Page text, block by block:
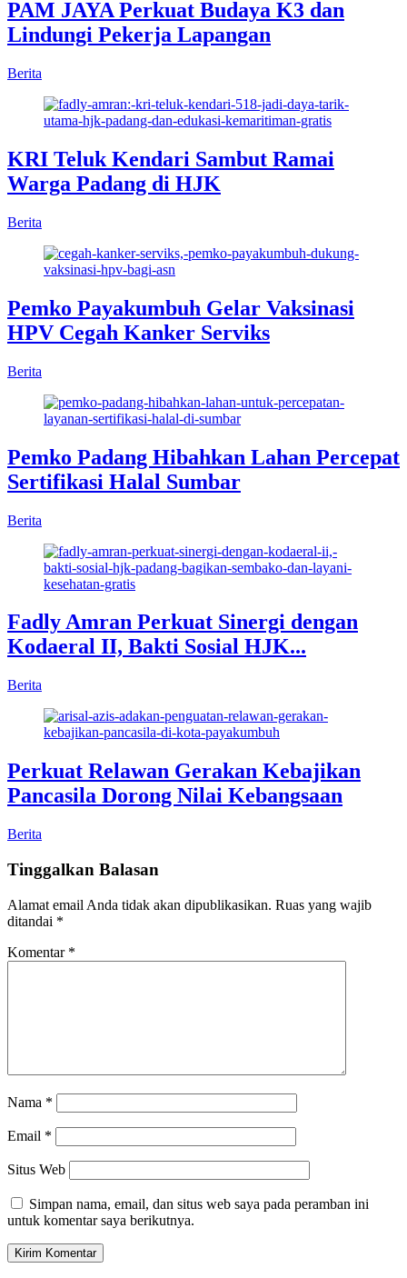
PAM JAYA Perkuat Budaya K3 dan
Lindungi Pekerja Lapangan
Berita
KRI Teluk Kendari Sambut Ramai
Warga Padang di HJK
Berita
Pemko Payakumbuh Gelar Vaksinasi
HPV Cegah Kanker Serviks
Berita
Pemko Padang Hibahkan Lahan Percepat
Sertifikasi Halal Sumbar
Berita
Fadly Amran Perkuat Sinergi dengan
Kodaeral II, Bakti Sosial HJK...
Berita
Perkuat Relawan Gerakan Kebajikan
Pancasila Dorong Nilai Kebangsaan
Berita
Tinggalkan Balasan
Alamat email Anda tidak akan dipublikasikan. Ruas yang wajib
ditandai *
Komentar *
Nama *
Email *
Situs Web
Simpan nama, email, dan situs web saya pada peramban ini
untuk komentar saya berikutnya.